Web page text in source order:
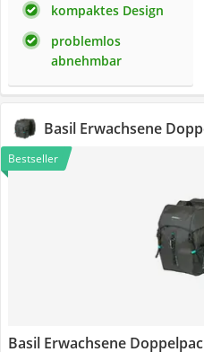
kompaktes Design
problemlos
abnehmbar
Basil Erwachsene
Bestseller
Basil Erwachsene